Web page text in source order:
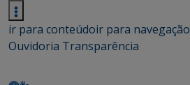
ir para conteúdoir para navegação
Ouvidoria Transparência